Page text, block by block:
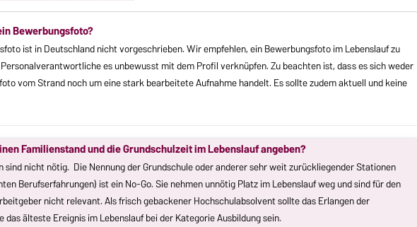
Bewerbungsfoto?
ist in Deutschland nicht vorgeschrieben. Wir empfehlen, ein Bewerbungsfoto im Lebenslauf zu
es unbewusst mit dem Profil verknüpfen. Zu beachten ist, dass es sich weder
vom Strand noch um eine stark bearbeitete Aufnahme handelt. Es sollte zudem aktuell und keine
Familienstand und die Grundschulzeit im Lebenslauf angeben?
sind nicht nötig. Die Nennung der Grundschule oder anderer sehr weit zurückliegender Stationen
Berufserfahrungen) ist ein No-Go. Sie nehmen unnötig Platz im Lebenslauf weg und sind für den
nicht relevant. Als frisch gebackener Hochschulabsolvent sollte das Erlangen der
das älteste Ereignis im Lebenslauf bei der Kategorie Ausbildung sein.